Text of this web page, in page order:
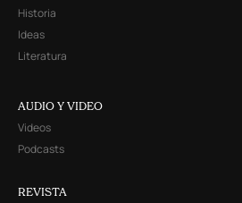
Historia
Ideas
Literatura
AUDIO Y VIDEO
Videos
Podcasts
REVISTA